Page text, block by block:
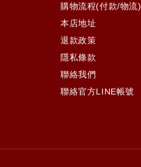
購物流程(付款/物流)
本店地址
退款政策
隱私條款
聯絡我們
聯絡官方LINE帳號